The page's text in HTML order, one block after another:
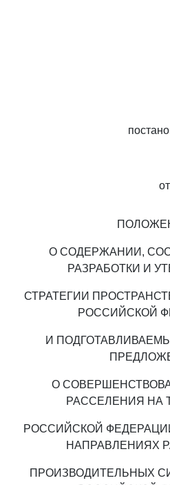
О СОДЕРЖАНИИ,
РАЗРАБОТКИ И
СТРАТЕГИИ
РОССИЙСКОЙ
И
О
РАССЕЛЕНИЯ НА
РОССИЙСКОЙ
НАПРАВЛЕНИЯХ
ПРОИЗВОДИТЕЛЬНЫХ